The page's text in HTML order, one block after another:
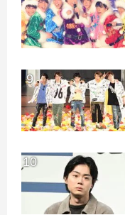
9
10